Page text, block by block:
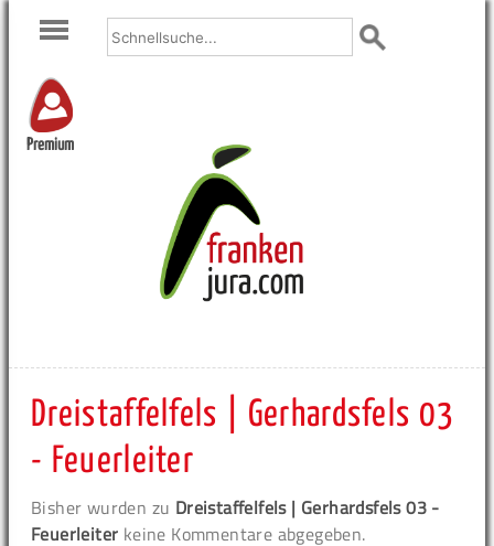
Premium
Dreistaffelfels | Gerhardsfels 03
- Feuerleiter
Bisher wurden zu Dreistaffelfels | Gerhardsfels 03 -
Feuerleiter keine Kommentare abgegeben.